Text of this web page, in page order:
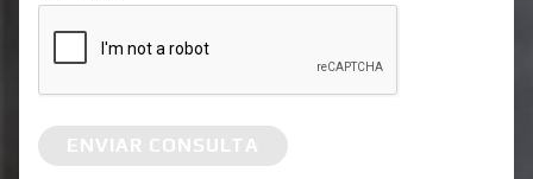
ENVIAR CONSULTA